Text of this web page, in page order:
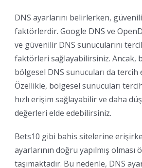
DNS ayarlarını belirlerken,
faktörlerdir. Google DNS ve
ve güvenilir DNS sunucularını
faktörleri sağlayabilirsiniz. Ancak,
bölgesel DNS sunucuları da tercih
Özellikle, bölgesel sunucuları
hızlı erişim sağlayabilir ve daha
değerleri elde edebilirsiniz.
Bets10 gibi bahis sitelerine
ayarlarının doğru yapılmış olması
taşımaktadır. Bu nedenle, DNS